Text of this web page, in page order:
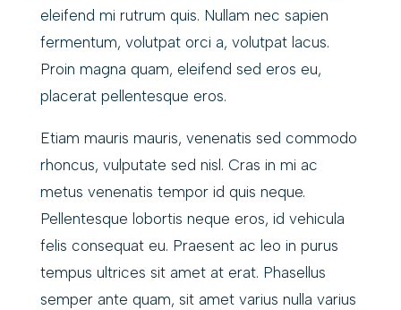
eleifend mi rutrum quis. Nullam nec sapien
fermentum, volutpat orci a, volutpat lacus.
Proin magna quam, eleifend sed eros eu,
placerat pellentesque eros.
Etiam mauris mauris, venenatis sed commodo
rhoncus, vulputate sed nisl. Cras in mi ac
metus venenatis tempor id quis neque.
Pellentesque lobortis neque eros, id vehicula
felis consequat eu. Praesent ac leo in purus
tempus ultrices sit amet at erat. Phasellus
semper ante quam, sit amet varius nulla varius